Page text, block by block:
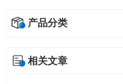
产品分类
相关文章